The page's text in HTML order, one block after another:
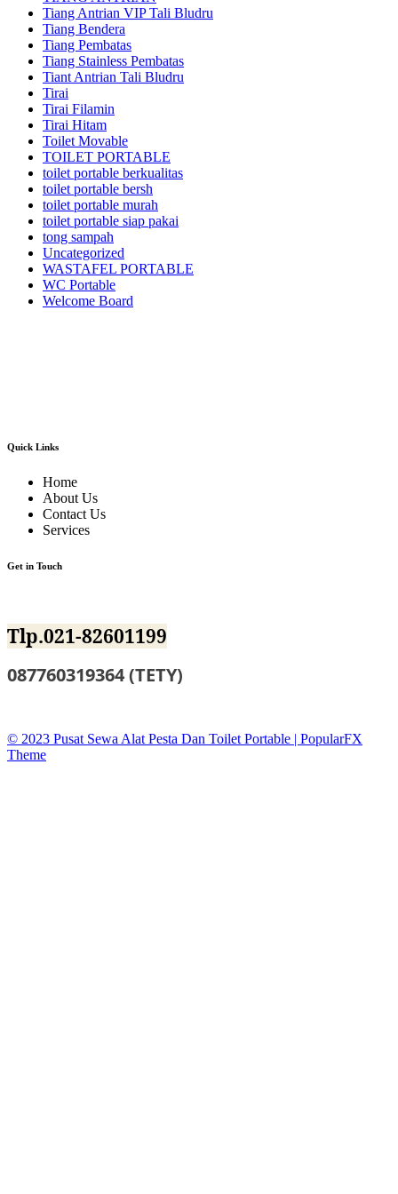
Tiang Antrian VIP Tali Bludru
Tiang Bendera
Tiang Pembatas
Tiang Stainless Pembatas
Tiant Antrian Tali Bludru
Tirai
Tirai Filamin
Tirai Hitam
Toilet Movable
TOILET PORTABLE
toilet portable berkualitas
toilet portable bersh
toilet portable murah
toilet portable siap pakai
tong sampah
Uncategorized
WASTAFEL PORTABLE
WC Portable
Welcome Board
Quick Links
Home
About Us
Contact Us
Services
Get in Touch
Tlp.021-82601199
087760319364 (TETY)
© 2023 Pusat Sewa Alat Pesta Dan Toilet Portable | PopularFX
Theme